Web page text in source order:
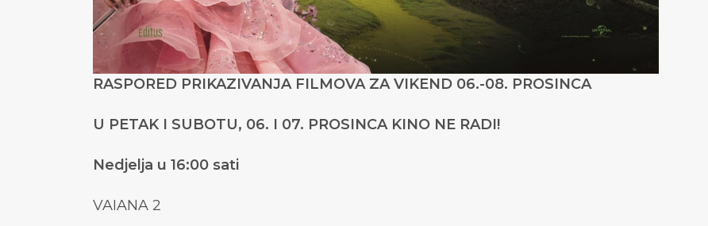
RASPORED PRIKAZIVANJA FILMOVA ZA VIKEND 06.-08. PROSINCA
U PETAK I SUBOTU, 06. I 07. PROSINCA KINO NE RADI!
Nedjelja u 16:00 sati
VAIANA 2